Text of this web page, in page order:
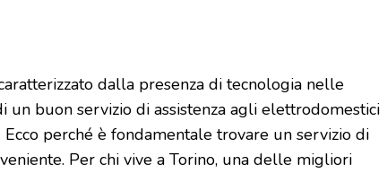
dalla presenza di tecnologia nelle
un buon servizio di assistenza agli elettrodomestici
perché è fondamentale trovare un servizio di
Per chi vive a Torino, una delle migliori